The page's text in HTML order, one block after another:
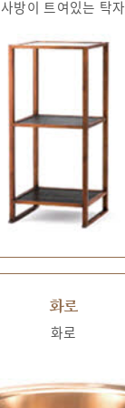
사방이 트여있는 탁자
화로
화로